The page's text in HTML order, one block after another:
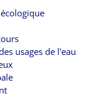
usages de l'eau